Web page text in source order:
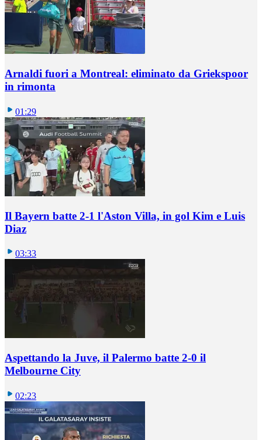
Arnaldi fuori a Montreal: eliminato da Griekspoor
in rimonta
01:29
Il Bayern batte 2-1 l'Aston Villa, in gol Kim e Luis
Diaz
03:33
Aspettando la Juve, il Palermo batte 2-0 il
Melbourne City
02:23